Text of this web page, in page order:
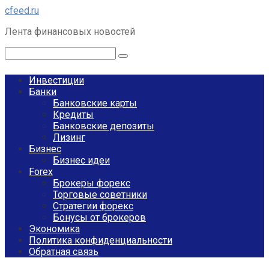
Перейти
контенту
cfeed.ru
Лента финансовых новостей
Инвестиции
Банки
Банковские карты
Кредиты
Банковские депозиты
Лизинг
Бизнес
Бизнес идеи
Forex
Брокеры форекс
Торговые советники
Стратегии форекс
Бонусы от брокеров
Экономика
Политика конфиденциальности
Обратная связь